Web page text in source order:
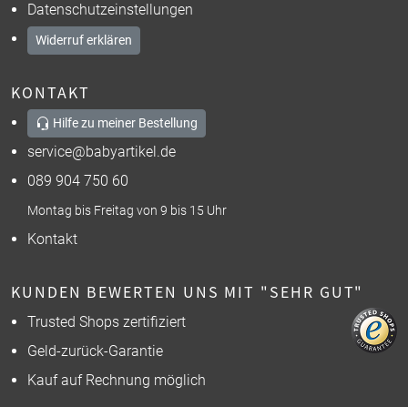
Datenschutzeinstellungen
Widerruf erklären
KONTAKT
Hilfe zu meiner Bestellung
service@babyartikel.de
089 904 750 60
Montag bis Freitag von 9 bis 15 Uhr
Kontakt
KUNDEN BEWERTEN UNS MIT "SEHR GUT"
Trusted Shops zertifiziert
Geld-zurück-Garantie
Kauf auf Rechnung möglich